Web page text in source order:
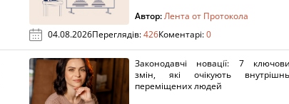
Автор:Лента от Протокола
04.08.2026Переглядів:426Коментарі:0
Законодавчі новації: 7
змін, які очікують
переміщених людей